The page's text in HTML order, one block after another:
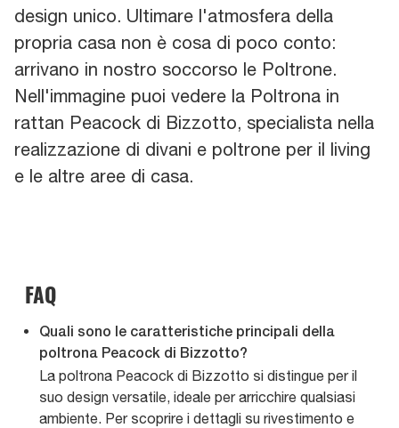
design unico. Ultimare l'atmosfera della
propria casa non è cosa di poco conto:
arrivano in nostro soccorso le Poltrone.
Nell'immagine puoi vedere la Poltrona in
rattan Peacock di Bizzotto, specialista nella
realizzazione di divani e poltrone per il living
e le altre aree di casa.
FAQ
Quali sono le caratteristiche principali della
poltrona Peacock di Bizzotto?
La poltrona Peacock di Bizzotto si distingue per il
suo design versatile, ideale per arricchire qualsiasi
ambiente. Per scoprire i dettagli su rivestimento e